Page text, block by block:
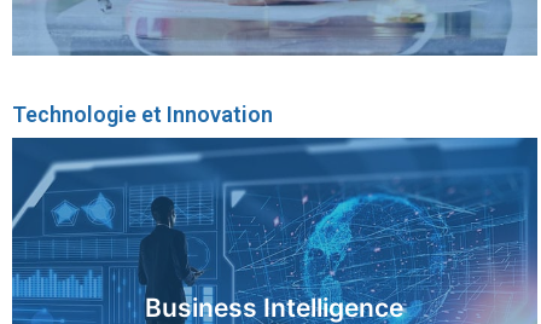
En savoir plus
Technologie et Innovation
Business Intelligence